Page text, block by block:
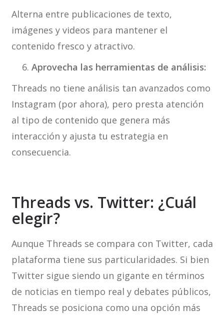
Alterna entre publicaciones de texto,
imágenes y videos para mantener el
contenido fresco y atractivo.
Aprovecha las herramientas de análisis:
Threads no tiene análisis tan avanzados como
Instagram (por ahora), pero presta atención
al tipo de contenido que genera más
interacción y ajusta tu estrategia en
consecuencia.
Threads vs. Twitter: ¿Cuál
elegir?
Aunque Threads se compara con Twitter, cada
plataforma tiene sus particularidades. Si bien
Twitter sigue siendo un gigante en términos
de noticias en tiempo real y debates públicos,
Threads se posiciona como una opción más